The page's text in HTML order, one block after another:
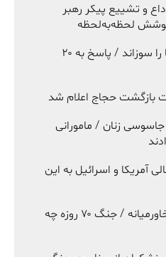
و تشییع پیکر رهبر
لحظه‌به‌لحظه
ناو وینسنس ۲۹۱ رؤیا را سوزاند / پاسخ به ۲۰
بازگشت حجاج اعلام شد
زنان / مامورانی
آمریکا و اسرائیل به این
برندگان پنهان جنگ خاورمیانه / جنگ ۷۰ روزه چه